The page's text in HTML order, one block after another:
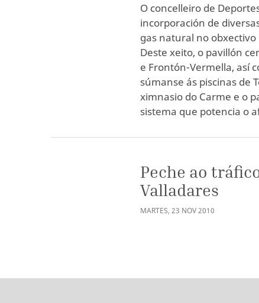
O concelleiro de
incorporación de
gas natural no
Deste xeito, o pavillón
e Frontón-Vermella, así
súmanse ás piscinas de
ximnasio do Carme e o
sistema que potencia o
Peche ao
Valladares
MARTES,23 NOV2010